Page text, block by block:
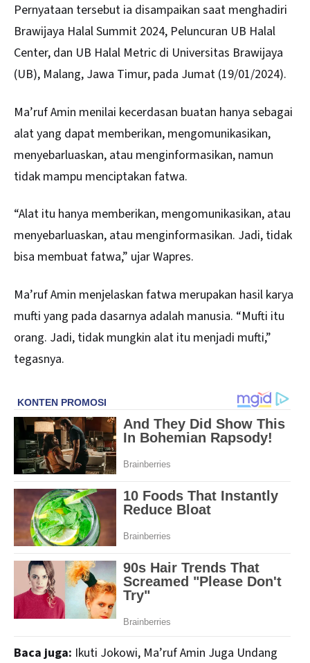
Pernyataan tersebut ia disampaikan saat menghadiri
Brawijaya Halal Summit 2024, Peluncuran UB Halal
Center, dan UB Halal Metric di Universitas Brawijaya
(UB), Malang, Jawa Timur, pada Jumat (19/01/2024).
Ma’ruf Amin menilai kecerdasan buatan hanya sebagai
alat yang dapat memberikan, mengomunikasikan,
menyebarluaskan, atau menginformasikan, namun
tidak mampu menciptakan fatwa.
“Alat itu hanya memberikan, mengomunikasikan, atau
menyebarluaskan, atau menginformasikan. Jadi, tidak
bisa membuat fatwa,” ujar Wapres.
Ma’ruf Amin menjelaskan fatwa merupakan hasil karya
mufti yang pada dasarnya adalah manusia. “Mufti itu
orang. Jadi, tidak mungkin alat itu menjadi mufti,”
tegasnya.
Baca juga: Ikuti Jokowi, Ma’ruf Amin Juga Undang